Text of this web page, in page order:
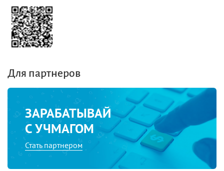
Для партнеров
ЗАРАБАТЫВАЙ
С УЧМАГОМ
Стать партнером